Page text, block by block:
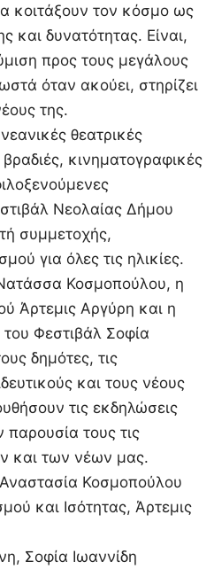
κοιτάξουν τον κόσμο ως
και δυνατότητας. Είναι,
προς τους μεγάλους
όταν ακούει, στηρίζει
της.
θεατρικές
κινηματογραφικές
Νεολαίας Δήμου
συμμετοχής,
για όλες τις ηλικίες.
Κοσμοπούλου, η
Άρτεμις Αργύρη και η
Φεστιβάλ Σοφία
δημότες, τις
και τους νέους
τις εκδηλώσεις
παρουσία τους τις
και των νέων μας.
Κοσμοπούλου
και Ισότητας, Άρτεμις
Σοφία Ιωαννίδη